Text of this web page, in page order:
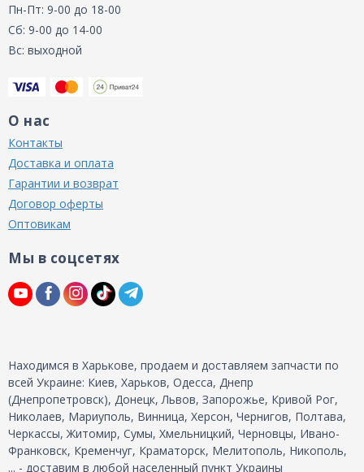
Пн-Пт: 9-00 до 18-00
Сб: 9-00 до 14-00
Вс: выходной
О нас
Контакты
Доставка и оплата
Гарантии и возврат
Договор оферты
Оптовикам
Мы в соцсетях
Находимся в Харькове, продаем и доставляем запчасти по
всей Украине: Киев, Харьков, Одесса, Днепр
(Днепропетровск), Донецк, Львов, Запорожье, Кривой Рог,
Николаев, Мариуполь, Винница, Херсон, Чернигов, Полтава,
Черкассы, Житомир, Сумы, Хмельницкий, Черновцы, Ивано-
Франковск, Кременчуг, Краматорск, Мелитополь, Никополь,
... - доставим в любой населенный пункт Украины